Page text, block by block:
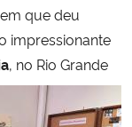
que deu
impressionante
, no Rio Grande